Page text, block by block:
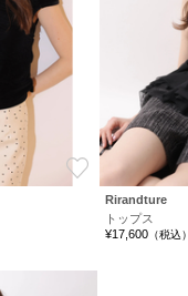
お気に入り
Rirandture
トップス
¥17,600 （税込）